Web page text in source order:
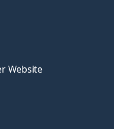
Website